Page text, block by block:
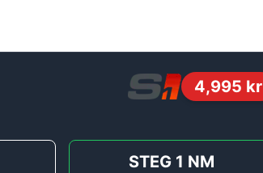
4,995 kr
STEG 1 NM